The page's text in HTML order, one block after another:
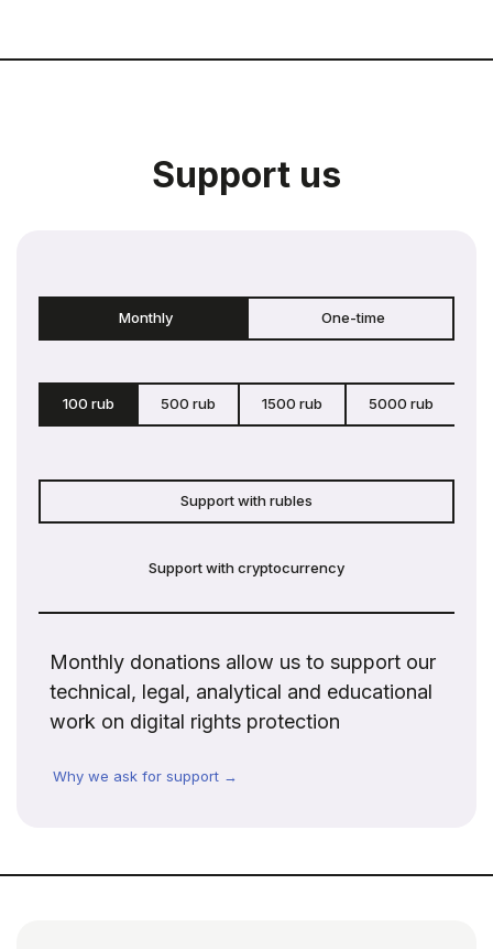
Support us
Monthly One-time
100 rub 500 rub 1500 rub 5000 rub
Support with rubles
Support with cryptocurrency
Monthly donations allow us to support our
technical, legal, analytical and educational
work on digital rights protection
Why we ask for support →